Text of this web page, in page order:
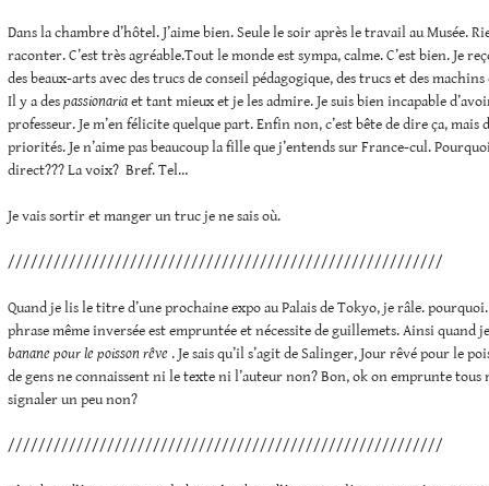
Dans la chambre d’hôtel. J’aime bien. Seule le soir après le travail au Musée.
raconter. C’est très agréable.Tout le monde est sympa, calme. C’est bien. Je
des beaux-arts avec des trucs de conseil pédagogique, des trucs et des
Il y a despassionariaet tant mieux et je les admire. Je suis bien incapable
professeur. Je m’en félicite quelque part. Enfin non, c’est bête de dire ça, mais
priorités. Je n’aime pas beaucoup la fille que j’entends sur France-cul.
direct??? La voix? Bref. Tel…
Je vais sortir et manger un truc je ne sais où.
/////////////////////////////////////////////////////////
Quand je lis le titre d’une prochaine expo au Palais de Tokyo, je râle.
phrase même inversée est empruntée et nécessite de guillemets. Ainsi quand
banane pour le poisson rêve . Je sais qu’il s’agit de Salinger, Jour rêvé pour le
de gens ne connaissent ni le texte ni l’auteur non? Bon, ok on emprunte tous
signaler un peu non?
/////////////////////////////////////////////////////////